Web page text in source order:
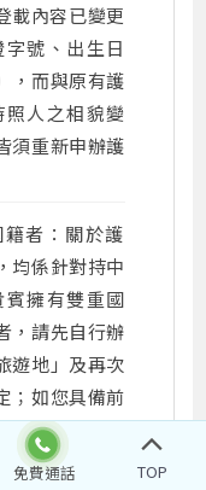
載內容已變更
號、出生日
，而與原有護
人之相貌變
須重新申辦護
者：關於護
均係針對持中
擁有雙重國
，請先自行辦
遊地」及再次
；如您具備前
知您的服務人
TOP